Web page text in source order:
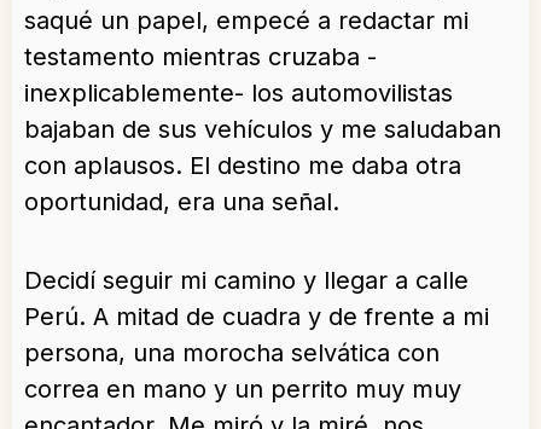
saqué un papel, empecé a redactar mi
testamento mientras cruzaba -
inexplicablemente- los automovilistas
bajaban de sus vehículos y me saludaban
con aplausos. El destino me daba otra
oportunidad, era una señal.
Decidí seguir mi camino y llegar a calle
Perú. A mitad de cuadra y de frente a mi
persona, una morocha selvática con
correa en mano y un perrito muy muy